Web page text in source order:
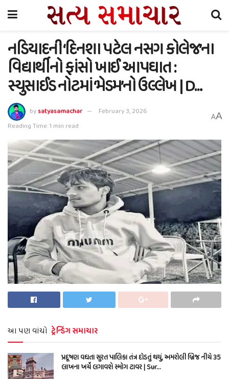
નડિયાદની ‘દિનશા પટેલ નસગ કોલેજ’ના
વિદ્યાર્થીનો ફાંસો ખાઈ આપઘાત :
સ્યુસાઈડ નોટમાં ‘મેડમ’નો ઉલ્લેખ | D…
bysatyasamachar
February 3, 2026
Reading Time: 1 min read
AA
આ પણ વાંચો ટ્રેન્ડિંગ સમાચાર
પ્રદૂષણ વધતા સુરત પાલિકા તંત્ર દોડતું થયું, અમરોલી બ્રિજ નીચે 35
લાખના ખર્ચે લગાવશે સ્મોગ ટાવર | Sur…